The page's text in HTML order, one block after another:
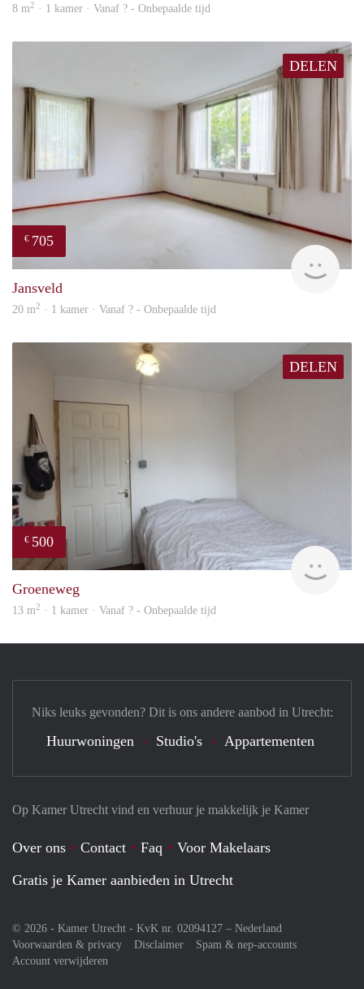
8 m2 · 1 kamer · Vanaf ? - Onbepaalde tijd
DELEN
€ 705
Jansveld
20 m2 · 1 kamer · Vanaf ? - Onbepaalde tijd
DELEN
€ 500
rent
Groeneweg
13 m2 · 1 kamer · Vanaf ? - Onbepaalde tijd
Op Kamer Utrecht vind en verhuur je makkelijk je Kamer
Over ons Contact Faq
Voor Makelaars
Gratis je Kamer aanbieden in Utrecht
© 2026 - Kamer Utrecht - KvK nr. 02094127 – Nederland
Voorwaarden & privacy
Disclaimer
Spam & nep-accounts
Account verwijderen
Niks leuks gevonden? Dit is ons andere aanbod in Utrecht:
Huurwoningen Studio's Appartementen